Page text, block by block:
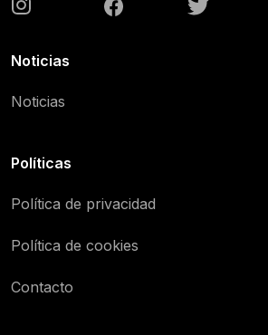
Noticias
Noticias
Políticas
Política de privacidad
Política de cookies
Contacto